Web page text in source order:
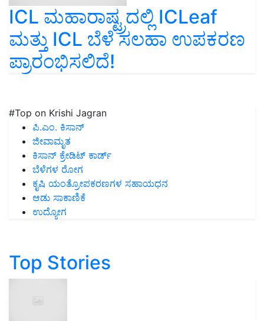
ICL ಮಹಾರಾಷ್ಟ್ರದಲ್ಲಿ ICLeaf
ಮತ್ತು ICL ಬೆಳೆ ಸಲಹಾ ಉಪಕರಣ
ಪ್ರಾರಂಭಿಸಲಿದೆ!
#Top on Krishi Jagran
ಪಿ.ಎಂ. ಕಿಸಾನ್
ಜೀವಾಮೃತ
ಕಿಸಾನ್ ಕ್ರೇಡಿಟ್ ಕಾರ್ಡ್
ಬೆಳೆಗಳ ರೋಗ
ಕೃಷಿ ಯಂತ್ರೋಪಕರಣಗಳ ಸಹಾಯಧನ
ಆಡು ಸಾಕಾಣಿಕೆ
ಉದ್ಯೋಗ
Top Stories